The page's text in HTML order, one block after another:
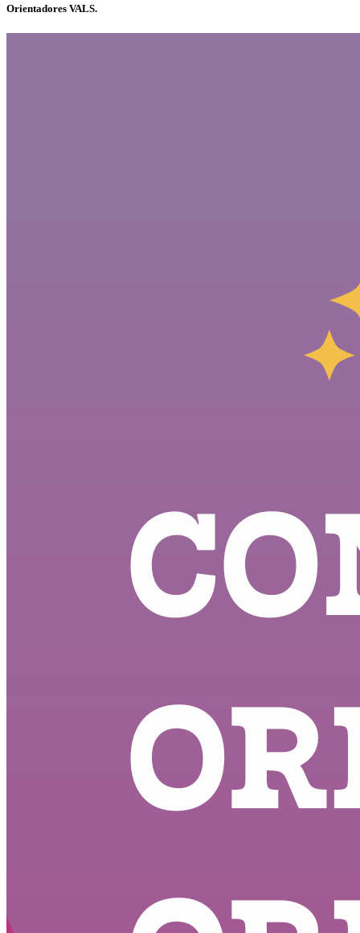
Orientadores VALS.